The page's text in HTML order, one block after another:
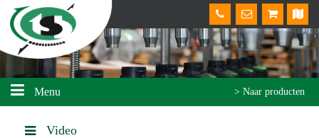
> Naar producten
Menu
Video